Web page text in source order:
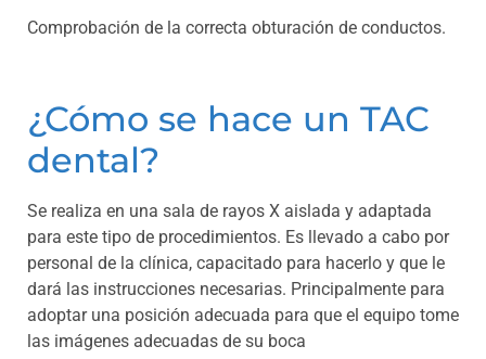
Comprobación de la correcta obturación de conductos.
¿Cómo se hace un TAC
dental?
Se realiza en una sala de rayos X aislada y adaptada
para este tipo de procedimientos. Es llevado a cabo por
personal de la clínica, capacitado para hacerlo y que le
dará las instrucciones necesarias. Principalmente para
adoptar una posición adecuada para que el equipo tome
las imágenes adecuadas de su boca